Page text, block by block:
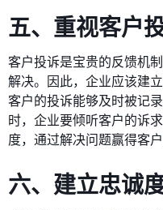
五、重视客户
客户投诉是宝贵的反馈机
解决。因此，企业应该建
客户的投诉能够及时被记
时，企业要倾听客户的诉
度，通过解决问题赢得客户
六、建立忠诚